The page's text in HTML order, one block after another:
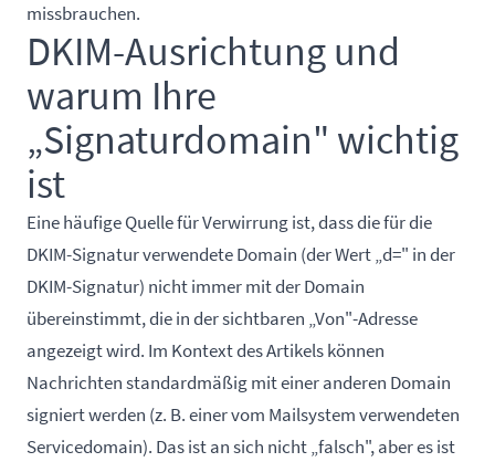
missbrauchen.
DKIM-Ausrichtung und
warum Ihre
„Signaturdomain" wichtig
ist
Eine häufige Quelle für Verwirrung ist, dass die für die
DKIM-Signatur verwendete Domain (der Wert „d=" in der
DKIM-Signatur) nicht immer mit der Domain
übereinstimmt, die in der sichtbaren „Von"-Adresse
angezeigt wird. Im Kontext des Artikels können
Nachrichten standardmäßig mit einer anderen Domain
signiert werden (z. B. einer vom Mailsystem verwendeten
Servicedomain). Das ist an sich nicht „falsch", aber es ist